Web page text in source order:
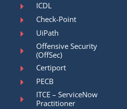
ICDL
Check-Point
UiPath
Offensive Security
(OffSec)
Certiport
PECB
ITCE – ServiceNow
Practitioner